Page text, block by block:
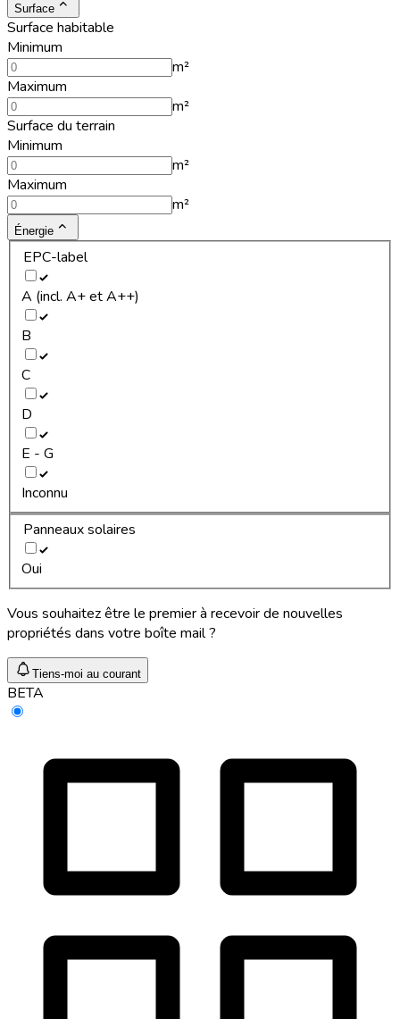
Surface
Surface habitable
Minimum
m²
Maximum
m²
Surface du terrain
Minimum
m²
Maximum
m²
Énergie
EPC-label
A (incl. A+ et A++)
B
C
D
E - G
Inconnu
Panneaux solaires
Oui
Vous souhaitez être le premier à recevoir de nouvelles
propriétés dans votre boîte mail ?
Tiens-moi au courant
BETA